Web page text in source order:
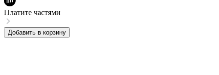
Платите частями
Добавить в корзину